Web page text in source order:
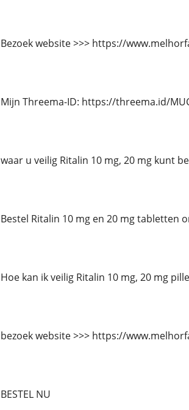
Bezoek website >>> https://
Mijn Threema-ID: https://threema.id/
waar u veilig Ritalin 10 mg, 20 mg kunt
Bestel Ritalin 10 mg en 20 mg tabletten
Hoe kan ik veilig Ritalin 10 mg, 20 mg
bezoek website >>> https://
BESTEL NU